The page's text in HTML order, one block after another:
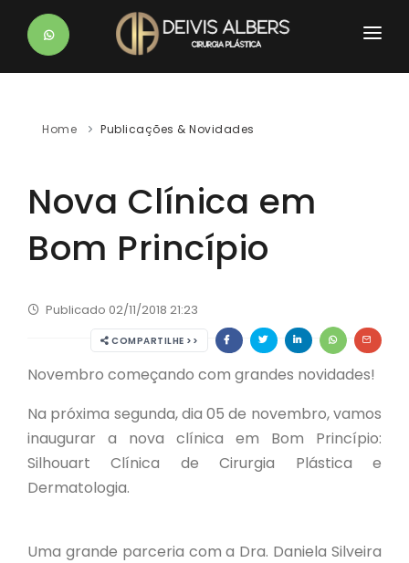
HOME
PROCEDIMENTOS
BLOG
Home Publicações & Novidades
Nova Clínica em
Bom Princípio
Publicado 02/11/2018 21:23
COMPARTILHE >>
Novembro começando com grandes novidades!
Na próxima segunda, dia 05 de novembro, vamos
inaugurar a nova clínica em Bom Princípio:
Silhouart Clínica de Cirurgia Plástica e
Dermatologia.
Uma grande parceria com a Dra. Daniela Silveira